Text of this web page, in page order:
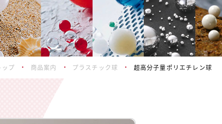
ップ 商品案内 プラスチック球 超高分子量ポリエチレン球